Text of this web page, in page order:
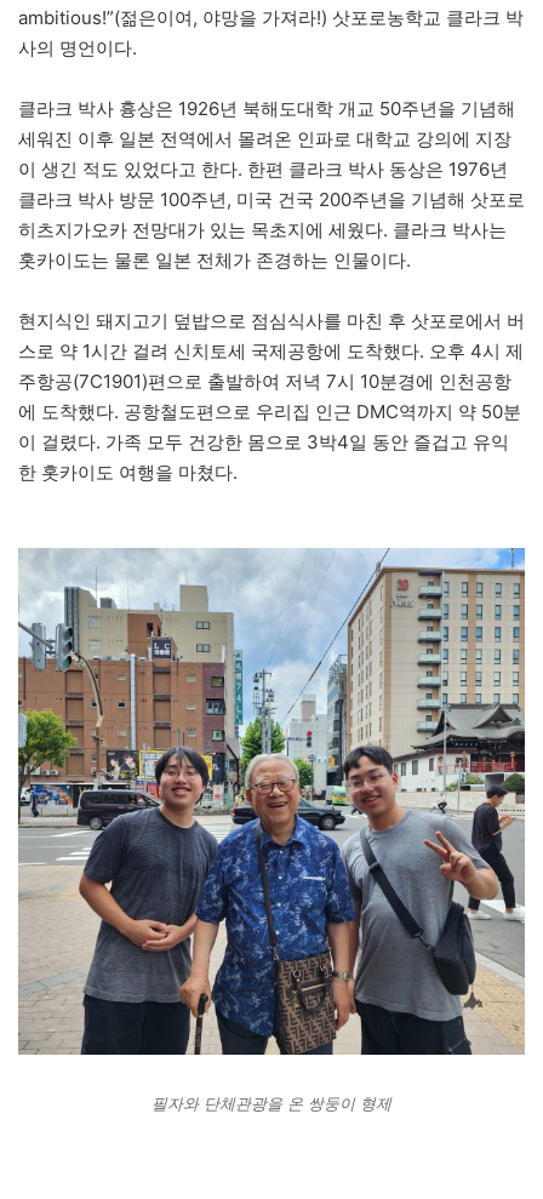
ambitious!”(젊은이여, 야망을 가져라!) 삿포로농학교 클라크 박
사의 명언이다.
클라크 박사 흉상은 1926년 북해도대학 개교 50주년을 기념해
세워진 이후 일본 전역에서 몰려온 인파로 대학교 강의에 지장
이 생긴 적도 있었다고 한다. 한편 클라크 박사 동상은 1976년
클라크 박사 방문 100주년, 미국 건국 200주년을 기념해 삿포로
히츠지가오카 전망대가 있는 목초지에 세웠다. 클라크 박사는
홋카이도는 물론 일본 전체가 존경하는 인물이다.
현지식인 돼지고기 덮밥으로 점심식사를 마친 후 삿포로에서 버
스로 약 1시간 걸려 신치토세 국제공항에 도착했다. 오후 4시 제
주항공(7C1901)편으로 출발하여 저녁 7시 10분경에 인천공항
에 도착했다. 공항철도편으로 우리집 인근 DMC역까지 약 50분
이 걸렸다. 가족 모두 건강한 몸으로 3박4일 동안 즐겁고 유익
한 홋카이도 여행을 마쳤다.
필자와 단체관광을 온 쌍둥이 형제